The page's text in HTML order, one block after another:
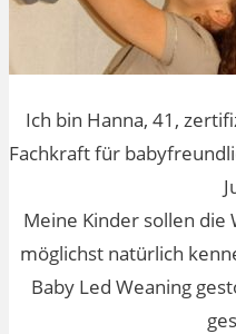
Ich bin Hanna, 41,
Fachkraft für
Meine Kinder sollen die
möglichst natürlich
Baby Led Weaning